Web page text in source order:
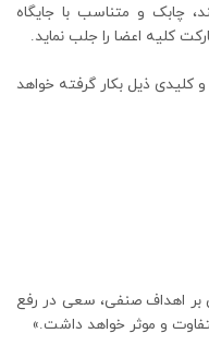
چابک و متناسب با جایگاه
کلیه اعضا را جلب نماید.
ذیل بکار گرفته خواهد
بر اهداف صنفی، سعی در رفع
و موثر خواهد داشت.»